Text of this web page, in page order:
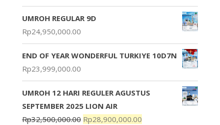
UMROH REGULAR 9D
Rp24,950,000.00
END OF YEAR WONDERFUL TURKIYE 10D7N
Rp23,999,000.00
UMROH 12 HARI REGULER AGUSTUS
SEPTEMBER 2025 LION AIR
Rp32,500,000.00 Rp28,900,000.00